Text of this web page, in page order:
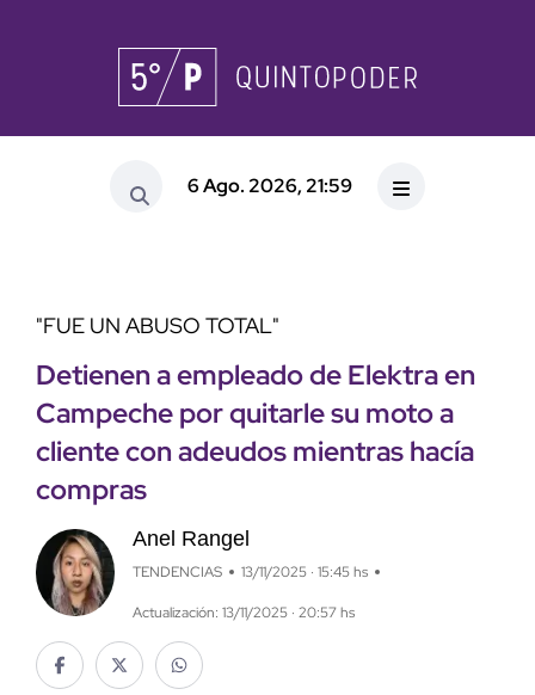
6 Ago. 2026, 21:59
"FUE UN ABUSO TOTAL"
Detienen a empleado de Elektra en
Campeche por quitarle su moto a
cliente con adeudos mientras hacía
compras
Anel Rangel
TENDENCIAS 13/11/2025 · 15:45 hs
Actualización: 13/11/2025 · 20:57 hs